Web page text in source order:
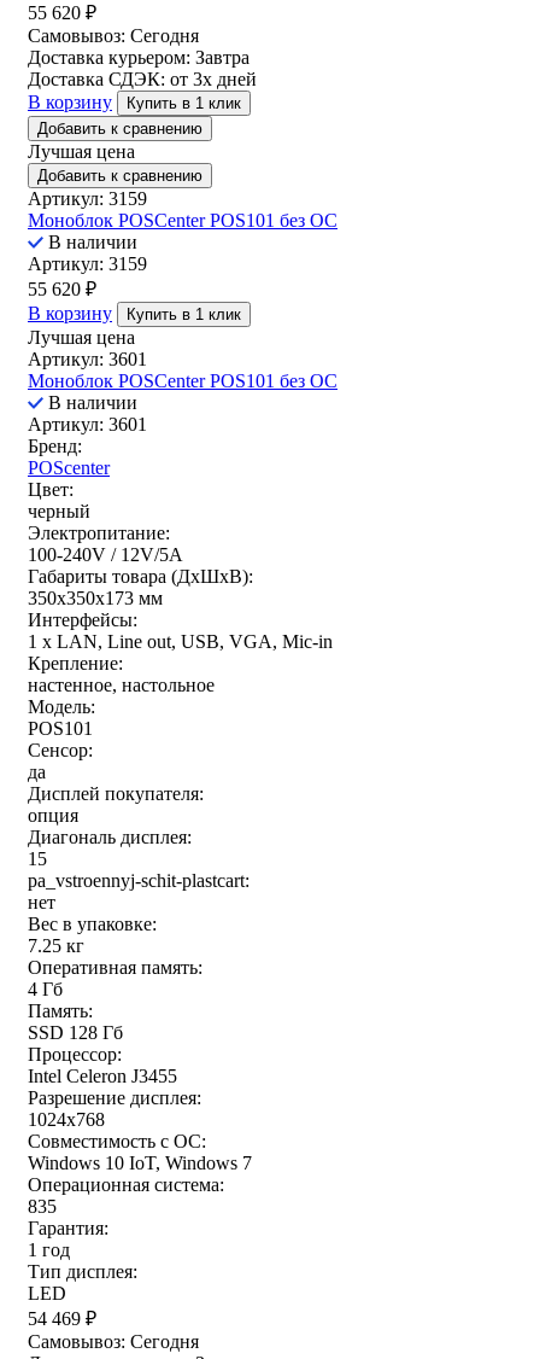
55 620 ₽
Самовывоз: Сегодня
Доставка курьером: Завтра
Доставка СДЭК: от 3х дней
В корзину
Купить в 1 клик
Добавить к сравнению
Лучшая цена
Добавить к сравнению
Артикул: 3159
Моноблок POSCenter POS101 без ОС
В наличии
Артикул: 3159
55 620 ₽
В корзину
Купить в 1 клик
Лучшая цена
Артикул: 3601
Моноблок POSCenter POS101 без ОС
В наличии
Артикул: 3601
Бренд:
POScenter
Цвет:
черный
Электропитание:
100-240V / 12V/5A
Габариты товара (ДxШxВ):
350х350х173 мм
Интерфейсы:
1 x LAN, Line out, USB, VGA, Mic-in
Крепление:
настенное, настольное
Модель:
POS101
Сенсор:
да
Дисплей покупателя:
опция
Диагональ дисплея:
15
pa_vstroennyj-schit-plastcart:
нет
Вес в упаковке:
7.25 кг
Оперативная память:
4 Гб
Память:
SSD 128 Гб
Процессор:
Intel Celeron J3455
Разрешение дисплея:
1024x768
Совместимость с ОС:
Windows 10 IoT, Windows 7
Операционная система:
835
Гарантия:
1 год
Тип дисплея:
LED
54 469 ₽
Самовывоз: Сегодня